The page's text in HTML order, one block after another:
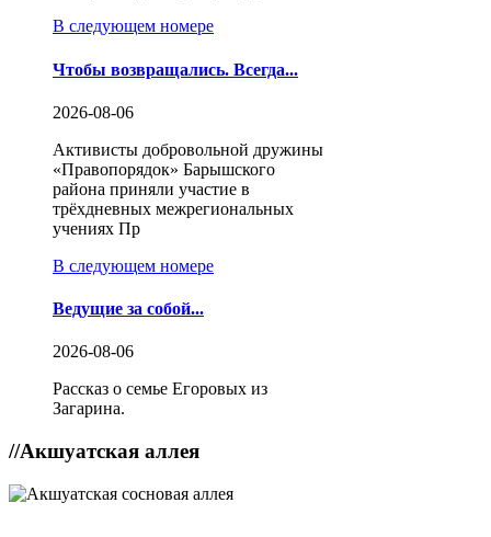
В следующем номере
Чтобы возвращались. Всегда...
2026-08-06
Активисты добровольной дружины
«Правопорядок» Барышского
района приняли участие в
трёхдневных межрегиональных
учениях Пр
В следующем номере
Ведущие за собой...
2026-08-06
Рассказ о семье Егоровых из
Загарина.
//Акшуатская аллея